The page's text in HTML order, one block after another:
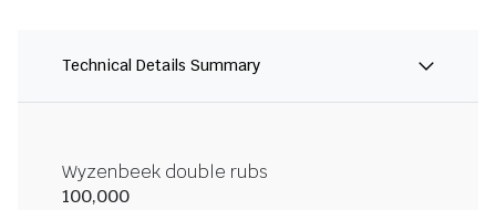
Technical Details Summary
Wyzenbeek double rubs
100,000